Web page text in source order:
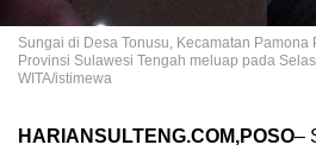
Sungai di Desa Tonusu, Kecamatan
Provinsi Sulawesi Tengah meluap pada
WITA/istimewa
HARIANSULTENG.COM,POSO–